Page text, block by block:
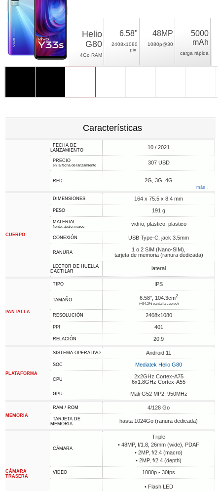
Helio
G80
4Go RAM
6.58"
2408x1080
pix.
48MP
1080p@30
5000
mAh
carga rápida
Características
FECHA DE
LANZAMIENTO
10 / 2021
PRECIO
en la fecha de lanzamiento 307 USD
RED 2G, 3G, 4G
más ↓
CUERPO
DIMENSIONES 164 x 75.5 x 8.4 mm
PESO 191 g
MATERIAL
frente, abajo, marco vidrio, plastico, plastico
CONEXIÓN USB Type-C, jack 3.5mm
RANURA
1 o 2 SIM (Nano-SIM),
tarjeta de memoria (ranura dedicada)
LECTOR DE HUELLA
DACTILAR
lateral
PANTALLA
TIPO IPS
TAMAÑO 6.58", 104.3cm2
(~84.2% pantalla-cuerpo)
RESOLUCIÓN 2408x1080
PPI 401
RELACIÓN 20:9
PLATAFORMA
SISTEMA OPERATIVO Android 11
SOC Mediatek Helio G80
CPU
2x2GHz Cortex-A75
6x1.8GHz Cortex-A55
GPU Mali-G52 MP2, 950MHz
MEMORIA
RAM / ROM 4/128 Go
TARJETA DE
MEMORIA
hasta 1024Go (ranura dedicada)
CÁMARA
TRASERA
CÁMARA
Triple
• 48MP, f/1.8, 26mm (wide), PDAF
• 2MP, f/2.4 (macro)
• 2MP, f/2.4 (depth)
VIDEO 1080p - 30fps
• Flash LED